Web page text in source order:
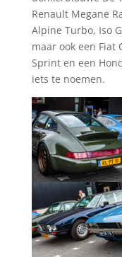
Renault Megane
Alpine Turbo, Iso
maar ook een Fiat
Sprint en een
iets te noemen.